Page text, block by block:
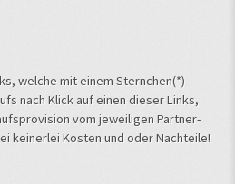
welche mit einem Sternchen(*)
nach Klick auf einen dieser Links,
vom jeweiligen Partner-
keinerlei Kosten und oder Nachteile!